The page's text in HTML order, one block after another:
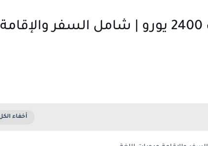
تدريب مهني في ألمانيا براتب 2400 يورو | شامل السفر والإقامة